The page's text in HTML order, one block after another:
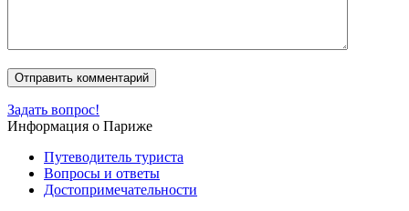
Задать вопрос!
Информация о Париже
Путеводитель туриста
Вопросы и ответы
Достопримечательности